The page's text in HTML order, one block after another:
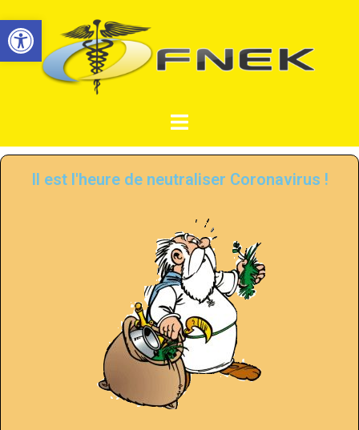
Ouvrir la barre d’outils
Il est l'heure de neutraliser Coronavirus !